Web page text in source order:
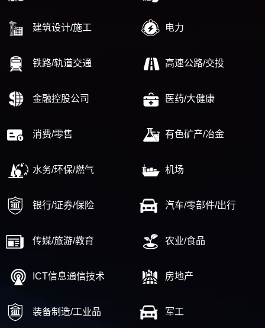
建筑设计/施工 电力
铁路/轨道交通 高速公路/交投
金融控股公司 医药/大健康
消费/零售 有色矿产/冶金
水务/环保/燃气 机场
银行/证券/保险 汽车/零部件/出行
传媒/旅游/教育 农业/食品
ICT信息通信技术 房地产
装备制造/工业品 军工